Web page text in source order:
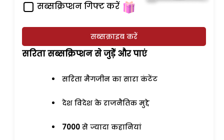
सब्सक्रिप्शन गिफ्ट करें
सब्सक्राइब करें
सरिता सब्सक्रिप्शन से जुड़ेें और पाएं
सरिता मैगजीन का सारा कंटेंट
देश विदेश के राजनैतिक मुद्दे
7000से ज्यादा कहानियां